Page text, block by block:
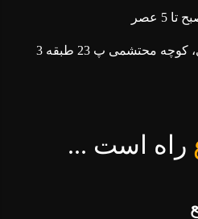
محتشمی پ 23 طبقه 3
راه است ...